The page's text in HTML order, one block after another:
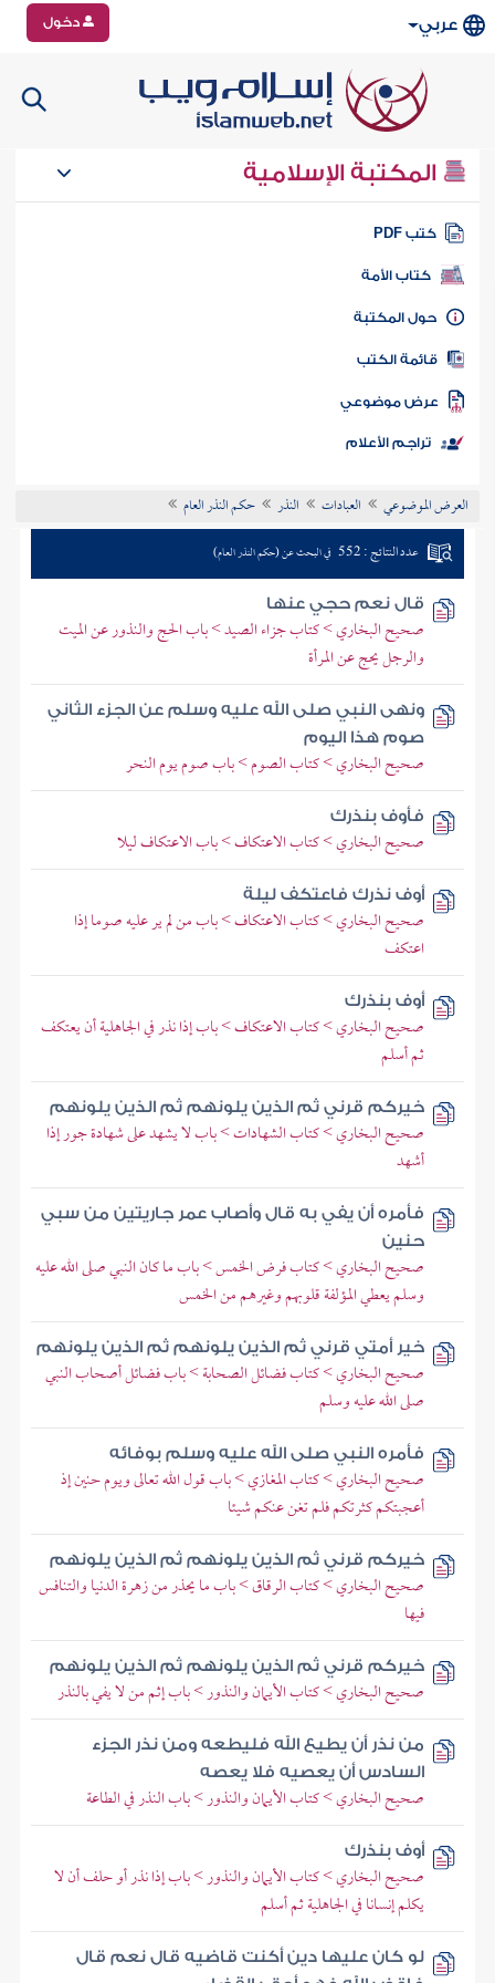
عربي دخول
المكتبة الإسلامية
كتب PDF
كتاب الأمة
المكتبة
الكتب
موضوعي
تراجم الأعلام
العرض الموضوعي العبادات النذر حكم النذر العام
عدد النتائج : 552 في البحث عن (حكم النذر العام)
قال نعم حجي عنها
صحيح البخاري > كتاب جزاء الصيد > باب الحج والنذور عن الميت
والرجل يحج عن المرأة
ونهى النبي صلى الله عليه وسلم عن الجزء الثاني
صوم هذا اليوم
صحيح البخاري > كتاب الصوم > باب صوم يوم النحر
فأوف بنذرك
صحيح البخاري > كتاب الاعتكاف > باب الاعتكاف ليلا
أوف نذرك فاعتكف ليلة
صحيح البخاري > كتاب الاعتكاف > باب من لم ير عليه صوما إذا
اعتكف
أوف بنذرك
صحيح البخاري > كتاب الاعتكاف > باب إذا نذر في الجاهلية أن يعتكف
ثم أسلم
خيركم قرني ثم الذين يلونهم ثم الذين يلونهم
صحيح البخاري > كتاب الشهادات > باب لا يشهد على شهادة جور إذا
أشهد
فأمره أن يفي به قال وأصاب عمر جاريتين من سبي
حنين
صحيح البخاري > كتاب فرض الخمس > باب ما كان النبي صلى الله عليه
وسلم يعطي المؤلفة قلوبهم وغيرهم من الخمس
خير أمتي قرني ثم الذين يلونهم ثم الذين يلونهم
صحيح البخاري > كتاب فضائل الصحابة > باب فضائل أصحاب النبي
صلى الله عليه وسلم
فأمره النبي صلى الله عليه وسلم بوفائه
صحيح البخاري > كتاب المغازي > باب قول الله تعالى ويوم حنين إذ
أعجبتكم كثرتكم فلم تغن عنكم شيئا
خيركم قرني ثم الذين يلونهم ثم الذين يلونهم
صحيح البخاري > كتاب الرقاق > باب ما يحذر من زهرة الدنيا والتنافس
فيها
خيركم قرني ثم الذين يلونهم ثم الذين يلونهم
صحيح البخاري > كتاب الأيمان والنذور > باب إثم من لا يفي بالنذر
من نذر أن يطيع الله فليطعه ومن نذر الجزء
السادس أن يعصيه فلا يعصه
صحيح البخاري > كتاب الأيمان والنذور > باب النذر في الطاعة
أوف بنذرك
صحيح البخاري > كتاب الأيمان والنذور > باب إذا نذر أو حلف أن لا
يكلم إنسانا في الجاهلية ثم أسلم
لو كان عليها دين أكنت قاضيه قال نعم قال